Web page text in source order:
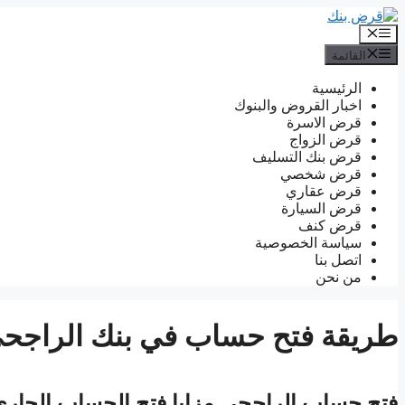
انتقل
إلى
المحتوى
القائمة
القائمة
الرئيسية
اخبار القروض والبنوك
قرض الاسرة
قرض الزواج
قرض بنك التسليف
قرض شخصي
قرض عقاري
قرض السيارة
قرض كنف
سياسة الخصوصية
اتصل بنا
من نحن
طريقة فتح حساب في بنك